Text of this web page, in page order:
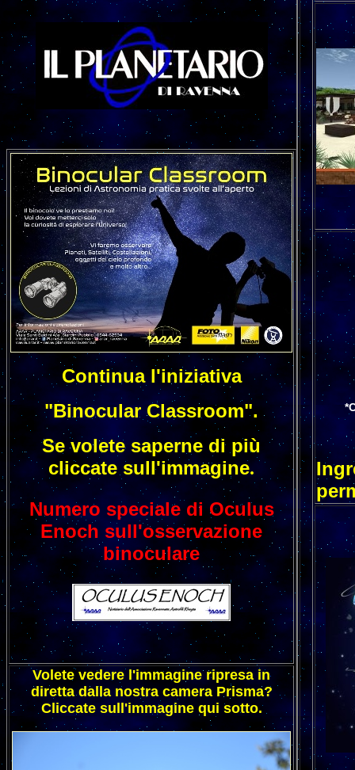
Continua l'iniziativa
"Binocular Classroom".
Se volete saperne di più
cliccate sull'immagine.
Numero speciale di Oculus
Enoch sull'osservazione
binoculare
Volete vedere l'immagine ripresa in
diretta dalla nostra camera Prisma?
Cliccate sull'immagine qui sotto.